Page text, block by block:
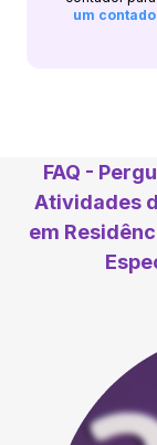
um
FAQ -
Atividades
em